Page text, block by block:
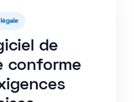
de
conforme